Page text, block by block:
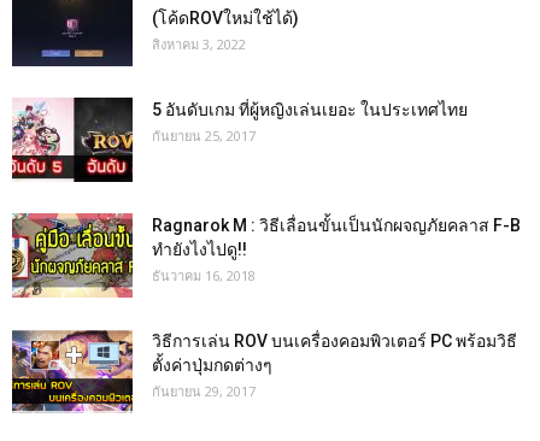
(โค้ดROVใหม่ใช้ได้)
สิงหาคม 3, 2022
5 อันดับเกม ที่ผู้หญิงเล่นเยอะ ในประเทศไทย
กันยายน 25, 2017
Ragnarok M : วิธีเลื่อนขั้นเป็นนักผจญภัยคลาส F-B
ทำยังไงไปดู!!
ธันวาคม 16, 2018
วิธีการเล่น ROV บนเครื่องคอมพิวเตอร์ PC พร้อมวิธี
ตั้งค่าปุ่มกดต่างๆ
กันยายน 29, 2017